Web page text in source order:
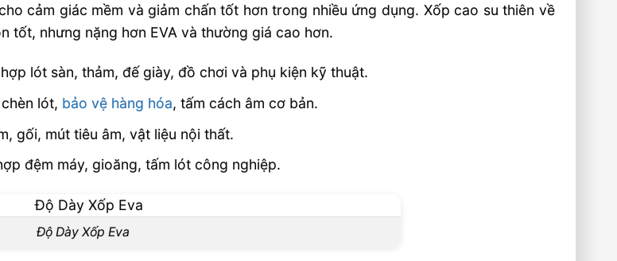
cảm giác mềm và giảm chấn tốt hơn trong nhiều ứng dụng. Xốp cao su thiên về
tốt, nhưng nặng hơn EVA và thường giá cao hơn.
lót sàn, thảm, đế giày, đồ chơi và phụ kiện kỹ thuật.
lót, bảo vệ hàng hóa, tấm cách âm cơ bản.
gối, mút tiêu âm, vật liệu nội thất.
đệm máy, gioăng, tấm lót công nghiệp.
Độ Dày Xốp Eva